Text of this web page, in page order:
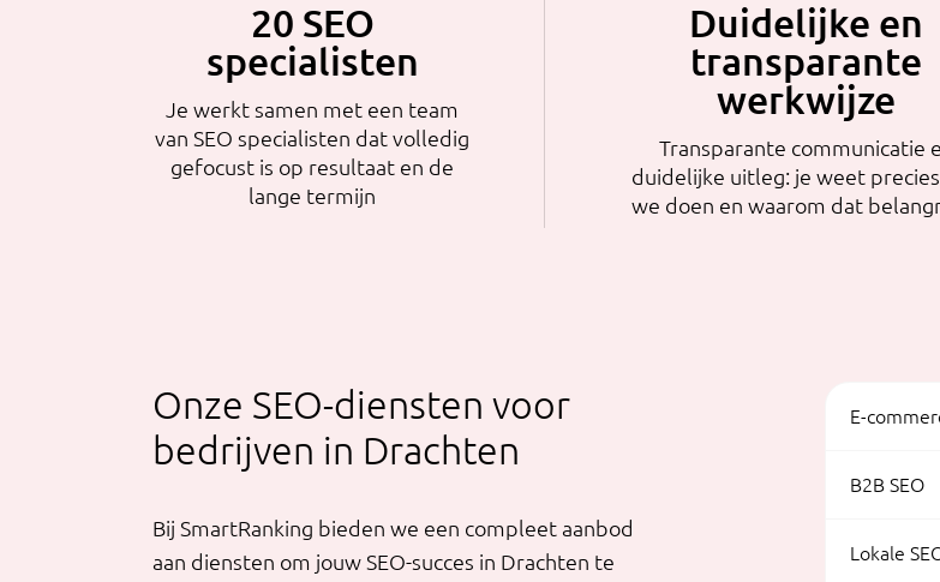
20 SEO
specialisten
Je werkt samen met een team
van SEO specialisten dat volledig
gefocust is op resultaat en de
lange termijn
Duidelijke en
transparante
werkwijze
Transparante communicatie
duidelijke uitleg: je weet
we doen en waarom dat
Onze SEO-diensten voor
bedrijven in Drachten
Bij SmartRanking bieden we een compleet aanbod
aan diensten om jouw SEO-succes in Drachten te
E-
B2B SEO
Lokale